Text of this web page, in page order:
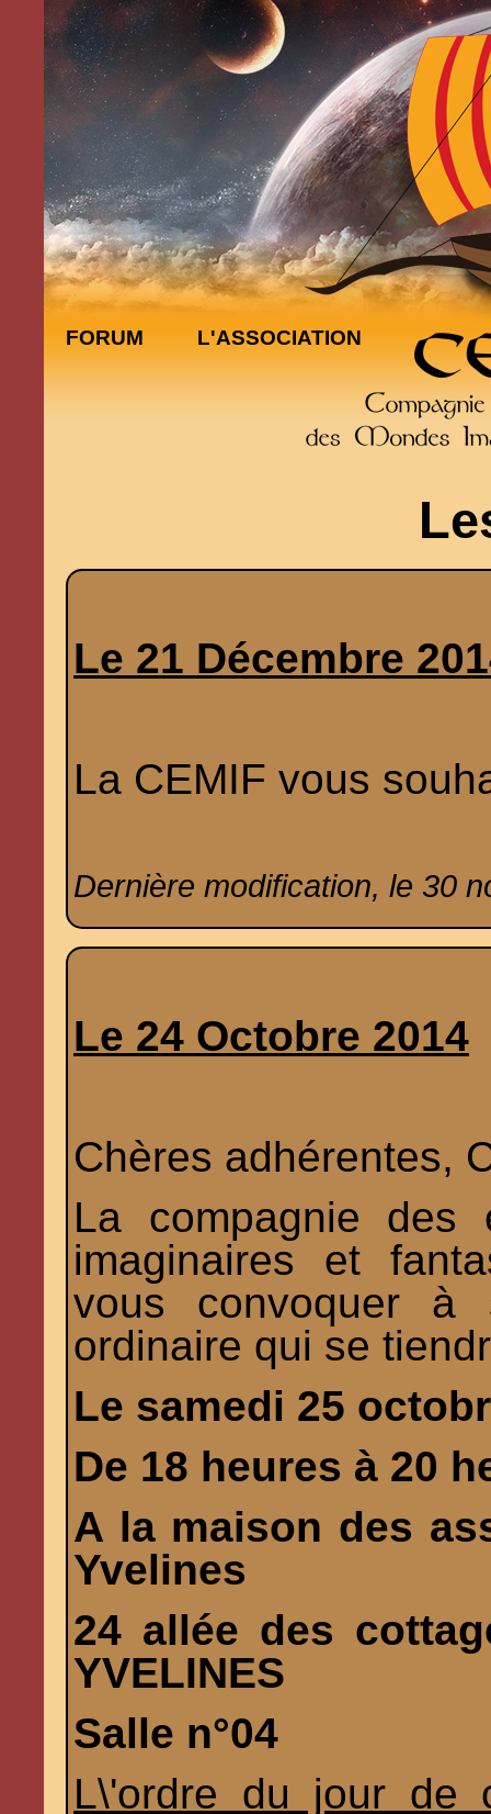
FORUM L'ASSOCIATION
Le 21 Décembre
La CEMIF vous
Dernière modification, le 30
Le 24 Octobre 2014
Chères adhérentes,
La compagnie des
imaginaires et
vous convoquer à
ordinaire qui se
Le samedi 25
De 18 heures à 20
A la maison des
Yvelines
24 allée des
YVELINES
Salle n°04
L\'ordre du jour de